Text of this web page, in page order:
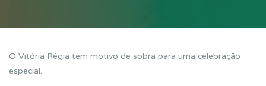
O Vitória Régia tem motivo de sobra para uma celebração
especial.